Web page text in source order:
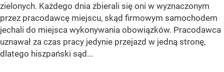
zielonych. Każdego dnia zbierali się oni w wyznaczonym
przez pracodawcę miejscu, skąd firmowym samochodem
jechali do miejsca wykonywania obowiązków. Pracodawca
uznawał za czas pracy jedynie przejazd w jedną stronę,
dlatego hiszpański sąd...